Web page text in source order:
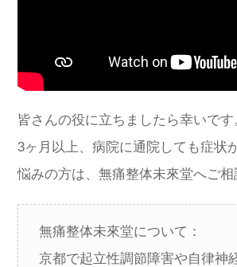
皆さんの役に立ちましたら幸いです
3ヶ月以上、病院に通院しても症状
悩みの方は、無痛整体未來堂へご相
無痛整体未來堂について：
京都で起立性調節障害や自律神